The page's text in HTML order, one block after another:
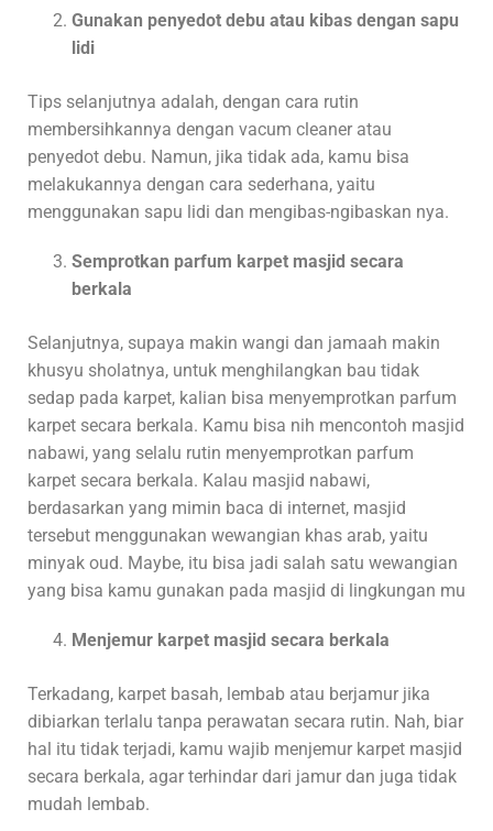
Gunakan penyedot debu atau kibas dengan sapu
lidi
Tips selanjutnya adalah, dengan cara rutin
membersihkannya dengan vacum cleaner atau
penyedot debu. Namun, jika tidak ada, kamu bisa
melakukannya dengan cara sederhana, yaitu
menggunakan sapu lidi dan mengibas-ngibaskan nya.
Semprotkan parfum karpet masjid secara
berkala
Selanjutnya, supaya makin wangi dan jamaah makin
khusyu sholatnya, untuk menghilangkan bau tidak
sedap pada karpet, kalian bisa menyemprotkan parfum
karpet secara berkala. Kamu bisa nih mencontoh masjid
nabawi, yang selalu rutin menyemprotkan parfum
karpet secara berkala. Kalau masjid nabawi,
berdasarkan yang mimin baca di internet, masjid
tersebut menggunakan wewangian khas arab, yaitu
minyak oud. Maybe, itu bisa jadi salah satu wewangian
yang bisa kamu gunakan pada masjid di lingkungan mu
Menjemur karpet masjid secara berkala
Terkadang, karpet basah, lembab atau berjamur jika
dibiarkan terlalu tanpa perawatan secara rutin. Nah, biar
hal itu tidak terjadi, kamu wajib menjemur karpet masjid
secara berkala, agar terhindar dari jamur dan juga tidak
mudah lembab.